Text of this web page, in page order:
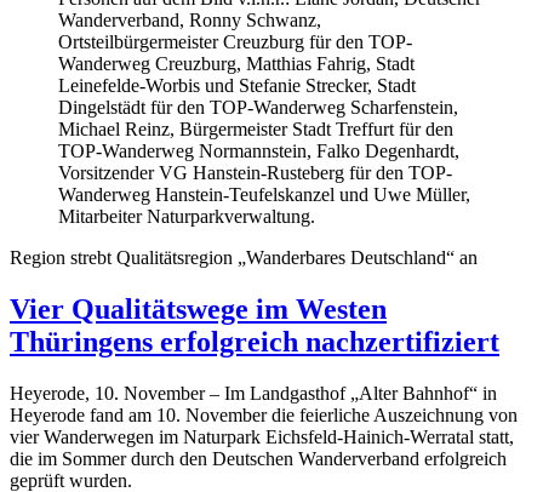
Wanderverband, Ronny Schwanz,
Ortsteilbürgermeister Creuzburg für den TOP-
Wanderweg Creuzburg, Matthias Fahrig, Stadt
Leinefelde-Worbis und Stefanie Strecker, Stadt
Dingelstädt für den TOP-Wanderweg Scharfenstein,
Michael Reinz, Bürgermeister Stadt Treffurt für den
TOP-Wanderweg Normannstein, Falko Degenhardt,
Vorsitzender VG Hanstein-Rusteberg für den TOP-
Wanderweg Hanstein-Teufelskanzel und Uwe Müller,
Mitarbeiter Naturparkverwaltung.
Region strebt Qualitätsregion „Wanderbares Deutschland“ an
Vier Qualitätswege im Westen
Thüringens erfolgreich nachzertifiziert
Heyerode, 10. November – Im Landgasthof „Alter Bahnhof“ in
Heyerode fand am 10. November die feierliche Auszeichnung von
vier Wanderwegen im Naturpark Eichsfeld-Hainich-Werratal statt,
die im Sommer durch den Deutschen Wanderverband erfolgreich
geprüft wurden.